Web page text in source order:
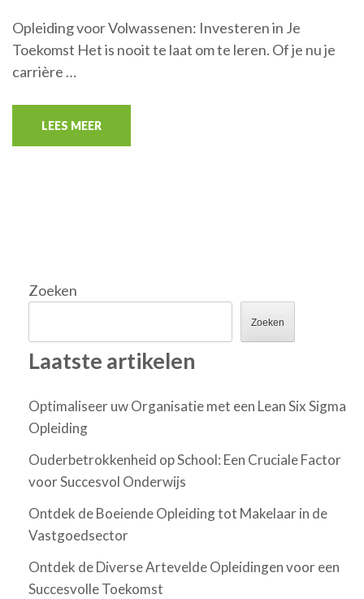
Opleiding voor Volwassenen: Investeren in Je
Toekomst Het is nooit te laat om te leren. Of je nu je
carrière …
LEES MEER
Zoeken
Zoeken
Laatste artikelen
Optimaliseer uw Organisatie met een Lean Six Sigma
Opleiding
Ouderbetrokkenheid op School: Een Cruciale Factor
voor Succesvol Onderwijs
Ontdek de Boeiende Opleiding tot Makelaar in de
Vastgoedsector
Ontdek de Diverse Artevelde Opleidingen voor een
Succesvolle Toekomst